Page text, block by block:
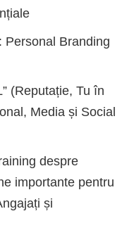
Personal Branding
(Reputație, Tu în
Media și Social
despre
importante pentru
și